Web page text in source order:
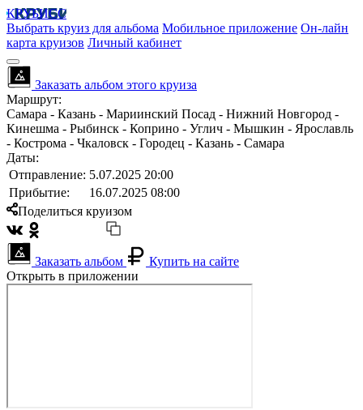
КРУБИСС
Выбрать круиз для альбома Мобильное приложение Он-лайн
карта круизов Личный кабинет
Заказать альбом этого круиза
Маршрут:
Самара - Казань - Мариинский Посад - Нижний Новгород -
Кинешма - Рыбинск - Коприно - Углич - Мышкин - Ярославль
- Кострома - Чкаловск - Городец - Казань - Самара
Даты:
Отправление: 5.07.2025 20:00
Прибытие:
16.07.2025 08:00
Поделиться круизом
Заказать альбом
Купить на сайте
Открыть в приложении